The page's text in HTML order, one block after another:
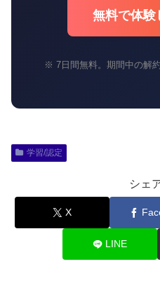
無料で体
※ 7日間無料。期間中の解
学習/認定
シェ
X
LINE